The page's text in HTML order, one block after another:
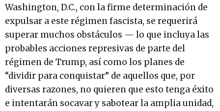
Washington, D.C., con la firme determinación de
expulsar a este régimen fascista, se requerirá
superar muchos obstáculos — lo que incluya las
probables acciones represivas de parte del
régimen de Trump, así como los planes de
“dividir para conquistar” de aquellos que, por
diversas razones, no quieren que esto tenga éxito
e intentarán socavar y sabotear la amplia unidad,